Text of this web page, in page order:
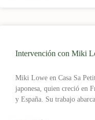
Intervención con Miki
Miki Lowe en Casa Sa
japonesa, quien creció en
y España. Su trabajo